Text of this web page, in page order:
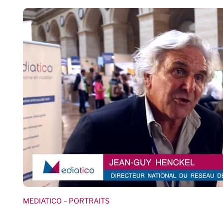
MEDIATICO – PORTRAITS